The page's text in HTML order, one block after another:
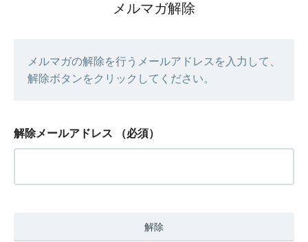
メルマガ解除
メルマガの解除を行うメールアドレスを入力して、
解除ボタンをクリックしてください。
解除メールアドレス （必須）